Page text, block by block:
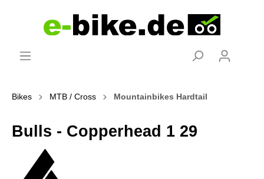
Bikes MTB / Cross Mountainbikes Hardtail
Bulls - Copperhead 1 29